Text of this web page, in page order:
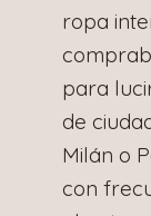
ropa
para
de
Milán o
con